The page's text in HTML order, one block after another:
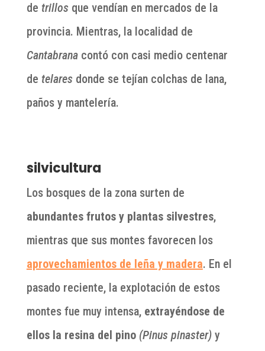
de trillosque vendían en mercados de la
provincia. Mientras, la localidad de
Cantabrana contó con casi medio centenar
de telaresdonde se tejían colchas de lana,
paños y mantelería.
silvicultura
Los bosques de la zona surten de
abundantes frutos y plantas silvestres,
mientras que sus montes favorecen los
aprovechamientos de leña y madera. En el
pasado reciente, la explotación de estos
montes fue muy intensa, extrayéndose de
ellos la resina del pino (Pinus pinaster)y